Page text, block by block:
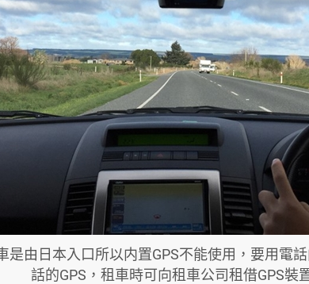
是由日本入口所以内置GPS不能使用，要用電
話的GPS，租車時可向租車公司租借GPS裝